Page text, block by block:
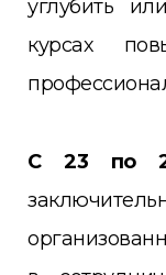
углубить
курсах
С 23 по